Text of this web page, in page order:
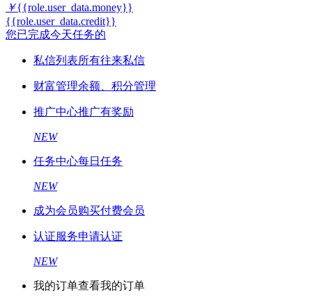
￥{{role.user_data.money}}
{{role.user_data.credit}}
您已完成今天任务的
私信列表所有往来私信
财富管理余额、积分管理
推广中心推广有奖励
NEW
任务中心每日任务
NEW
成为会员购买付费会员
认证服务申请认证
NEW
我的订单查看我的订单